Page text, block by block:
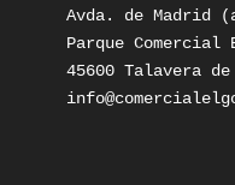
Avda. de Madrid
Parque Comercial